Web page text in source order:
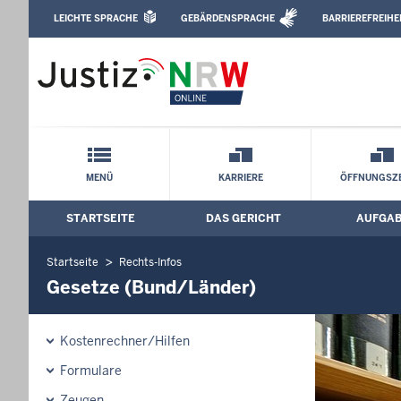
Amtsgericht Altena: Gesetze (Bund/
Leichte Sprache, Gebärdensprachenvideo
LEICHTE SPRACHE GEBÄRDENSPRACHE
Schnellnavigation mit Volltext-Suche
MENÜ KARRIERE
Hauptmenü: Hauptnavigation
STARTSEITE DAS GERICHT
Startseite Rechts-Infos
Gesetze (Bund/Länder)
Kostenrechner/Hilfen
Formulare